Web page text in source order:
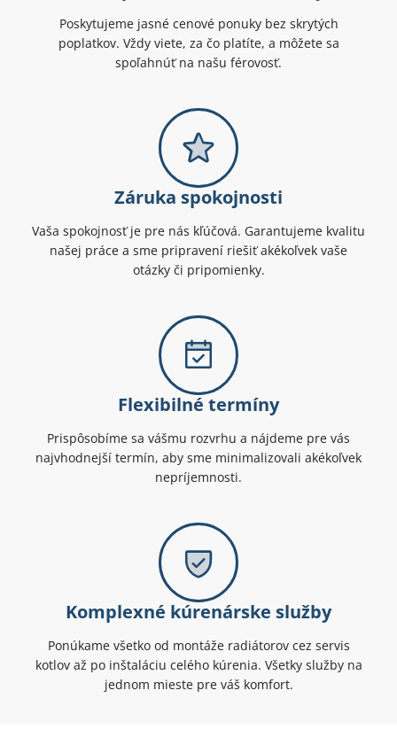
Poskytujeme jasné cenové ponuky bez skrytých
poplatkov. Vždy viete, za čo platíte, a môžete sa
spoľahnúť na našu férovosť.
Záruka spokojnosti
Vaša spokojnosť je pre nás kľúčová. Garantujeme kvalitu
našej práce a sme pripravení riešiť akékoľvek vaše
otázky či pripomienky.
Flexibilné termíny
Prispôsobíme sa vášmu rozvrhu a nájdeme pre vás
najvhodnejší termín, aby sme minimalizovali akékoľvek
nepríjemnosti.
Komplexné kúrenárske služby
Ponúkame všetko od montáže radiátorov cez servis
kotlov až po inštaláciu celého kúrenia. Všetky služby na
jednom mieste pre váš komfort.